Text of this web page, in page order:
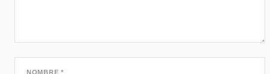
NOMBRE*